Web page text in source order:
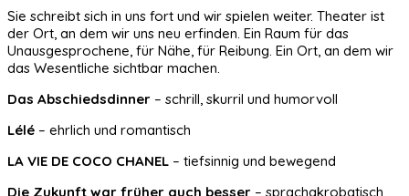
Sie schreibt sich in uns fort und wir spielen weiter. Theater ist
der Ort, an dem wir uns neu erfinden. Ein Raum für das
Unausgesprochene, für Nähe, für Reibung. Ein Ort, an dem wir
das Wesentliche sichtbar machen.
Das Abschiedsdinner – schrill, skurril und humorvoll
Lélé – ehrlich und romantisch
LA VIE DE COCO CHANEL – tiefsinnig und bewegend
Die Zukunft war früher auch besser – sprachakrobatisch